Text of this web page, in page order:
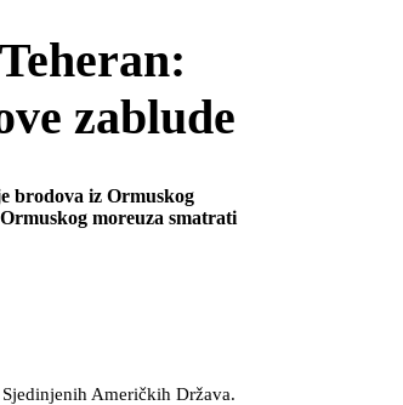
zablude
brodova iz Ormuskog
moreuza smatrati
Američkih Država.